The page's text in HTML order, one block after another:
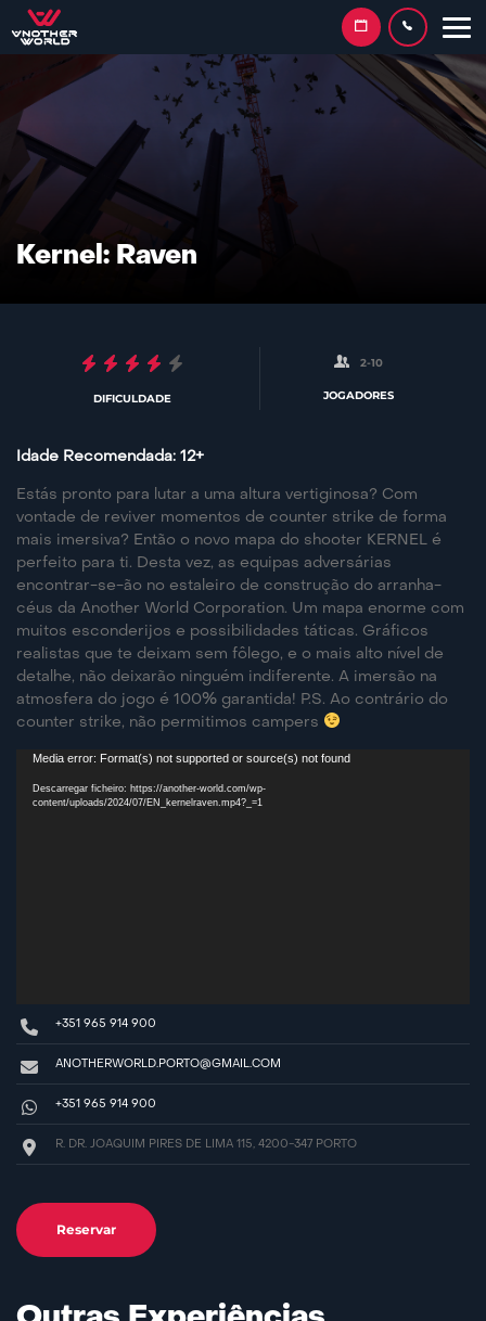
Skip
to
content
Kernel: Raven
DIFICULDADE
2-10
JOGADORES
Idade Recomendada: 12+
Estás pronto para lutar a uma altura vertiginosa? Com
vontade de reviver momentos de counter strike de forma
mais imersiva? Então o novo mapa do shooter KERNEL é
perfeito para ti. Desta vez, as equipas adversárias
encontrar-se-ão no estaleiro de construção do arranha-
céus da Another World Corporation. Um mapa enorme com
muitos esconderijos e possibilidades táticas. Gráficos
realistas que te deixam sem fôlego, e o mais alto nível de
detalhe, não deixarão ninguém indiferente. A imersão na
atmosfera do jogo é 100% garantida! P.S. Ao contrário do
counter strike, não permitimos campers
Reprodutor
de
vídeo
Media error: Format(s) not supported or source(s) not found
Descarregar ficheiro: https://another-world.com/wp-
content/uploads/2024/07/EN_kernelraven.mp4?_=1
+351 965 914 900
ANOTHERWORLD.PORTO@GMAIL.COM
+351 965 914 900
R. DR. JOAQUIM PIRES DE LIMA 115, 4200-347 PORTO
Reservar